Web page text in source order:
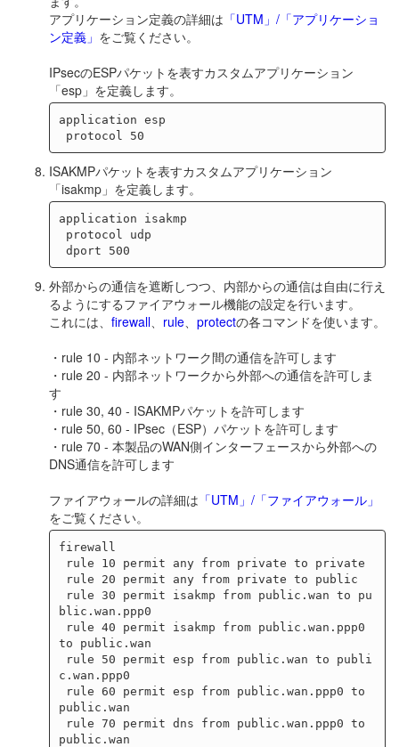
アプリケーション定義の詳細は 「UTM」/「アプリケーショ
ン定義」 をご覧ください。
IPsecのESPパケットを表すカスタムアプリケーション
「esp」を定義します。
application esp
ISAKMPパケットを表すカスタムアプリケーション
「isakmp」を定義します。
application isakmp
外部からの通信を遮断しつつ、内部からの通信は自由に行え
るようにするファイアウォール機能の設定を行います。
これには、 firewall、 rule、 protectの各コマンドを使います。
・rule 10 - 内部ネットワーク間の通信を許可します
・rule 20 - 内部ネットワークから外部への通信を許可しま
す
・rule 30, 40 - ISAKMPパケットを許可します
・rule 50, 60 - IPsec（ESP）パケットを許可します
・rule 70 - 本製品のWAN側インターフェースから外部への
DNS通信を許可します
ファイアウォールの詳細は 「UTM」/「ファイアウォール」
をご覧ください。
firewall
blic.wan.ppp0
to public.wan
c.wan.ppp0
public.wan
public.wan